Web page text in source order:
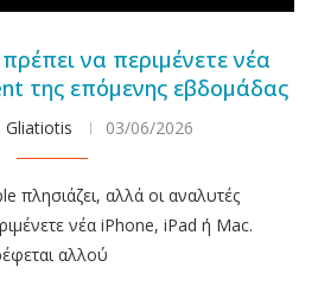
να περιμένετε νέα
της επόμενης εβδομάδας
Gliatiotis 03/06/2026
πλησιάζει, αλλά οι αναλυτές
νέα iPhone, iPad ή Mac.
αλλού